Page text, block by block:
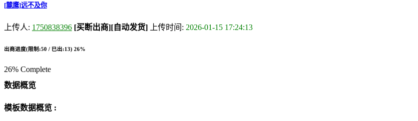
[麓鹰]远不及你
上传人: 1750838396 [买断出商][自动发货] 上传时间: 2026-01-15 17:24:13
出商进度(限制:50 / 已出:13) 26%
26% Complete
数据概览
模板数据概览 :